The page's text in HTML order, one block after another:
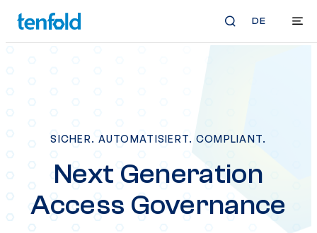
DE
SICHER. AUTOMATISIERT. COMPLIANT.
Next Generation
Access Governance